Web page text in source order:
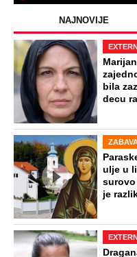
NAJNOVIJE
bila
decu
ulje u
je